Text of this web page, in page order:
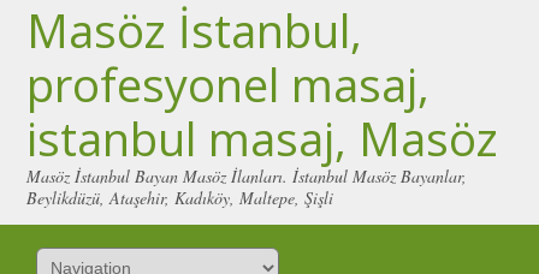
Masöz İstanbul,
profesyonel masaj,
istanbul masaj, Masöz
Masöz İstanbul Bayan Masöz İlanları. İstanbul Masöz Bayanlar,
Beylikdüzü, Ataşehir, Kadıköy, Maltepe, Şişli